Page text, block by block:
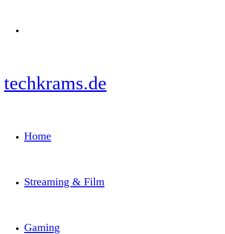
techkrams.de
Home
Streaming & Film
Gaming